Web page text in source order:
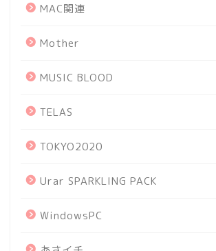
MAC関連
Mother
MUSIC BLOOD
TELAS
TOKYO2020
Urar SPARKLING PACK
WindowsPC